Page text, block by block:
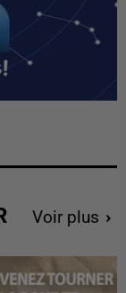
Voir plus